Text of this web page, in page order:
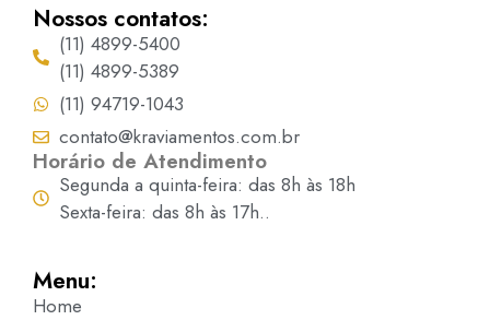
Nossos contatos:
(11) 4899-5400
(11) 4899-5389
(11) 94719-1043
contato@kraviamentos.com.br
Horário de Atendimento
Segunda a quinta-feira: das 8h às 18h
Sexta-feira: das 8h às 17h..
Menu:
Home